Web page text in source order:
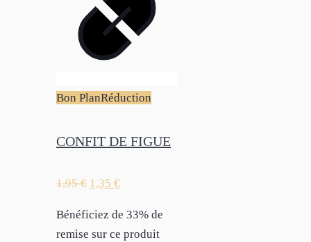
Bon PlanRéduction
CONFIT DE FIGUE
1,95€ 1,35 €
Bénéficiez de 33% de
remise sur ce produit